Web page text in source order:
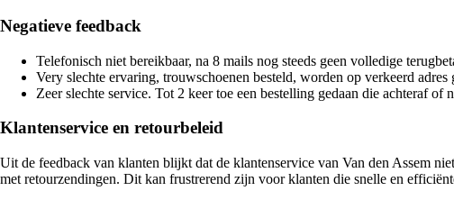
Negatieve feedback
Telefonisch niet bereikbaar, na 8 mails nog steeds geen volledige
Very slechte ervaring, trouwschoenen besteld, worden op verkeerd
Zeer slechte service. Tot 2 keer toe een bestelling gedaan die achteraf
Klantenservice en retourbeleid
Uit de feedback van klanten blijkt dat de klantenservice van Van den Assem
met retourzendingen. Dit kan frustrerend zijn voor klanten die snelle en